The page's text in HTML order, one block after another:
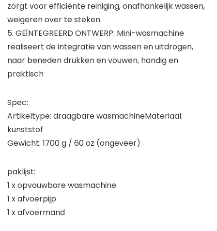
zorgt voor efficiënte reiniging, onafhankelijk wassen,
weigeren over te steken
5. GEÏNTEGREERD ONTWERP: Mini-wasmachine
realiseert de integratie van wassen en uitdrogen,
naar beneden drukken en vouwen, handig en
praktisch
Spec:
Artikeltype: draagbare wasmachineMateriaal:
kunststof
Gewicht: 1700 g / 60 oz (ongeveer)
paklijst:
1 x opvouwbare wasmachine
1 x afvoerpijp
1 x afvoermand